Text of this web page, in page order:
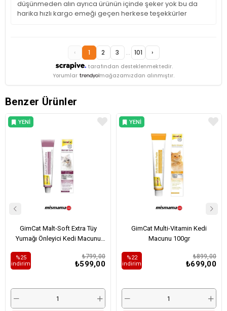
düşünmeden alın ayrıca ürünün içinde şeker yok bu da
harika hızlı kargo emeği geçen herkese teşekkürler
tarafından desteklenmektedir.
‹ 1 2 3 ... 101 ›
Yorumlar mağazamızdan alınmıştır.
Benzer Ürünler
GimCat Malt-Soft Extra Tüy
Yumağı Önleyici Kedi Macunu
₺599,00
₺799,00
%25
i̇ndirim
YENI
GimCat Multi-Vitamin Kedi
Macunu 100gr
₺699,00
₺899,00
%22
i̇ndirim
YENI